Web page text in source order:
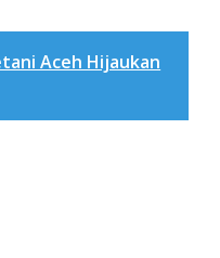
Aceh Hijaukan